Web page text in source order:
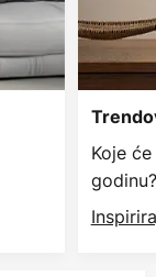
Koje
godinu?